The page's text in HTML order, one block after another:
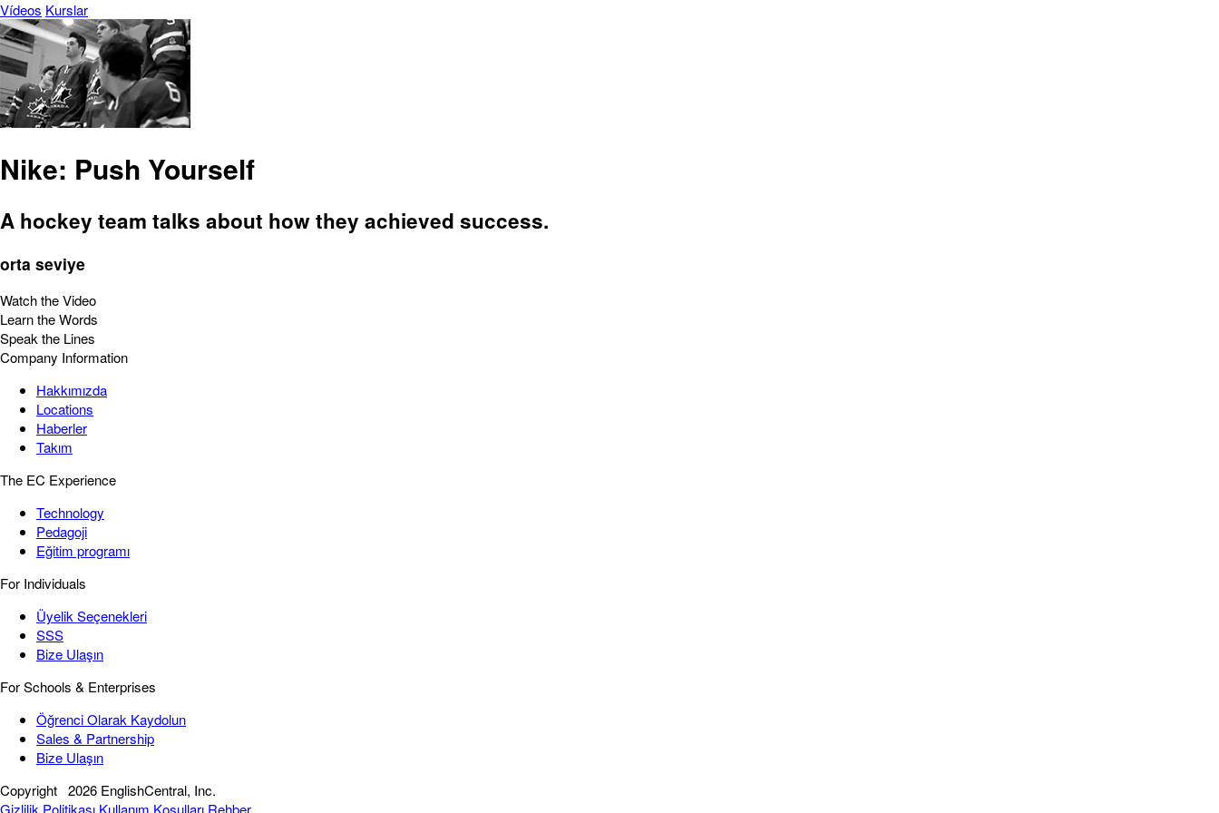
Vídeos Kurslar
Nike: Push Yourself
A hockey team talks about how they achieved success.
orta seviye
Watch the Video
Learn the Words
Speak the Lines
Company Information
Hakkımızda
Locations
Haberler
Takım
The EC Experience
Technology
Pedagoji
Eğitim programı
For Individuals
Üyelik Seçenekleri
SSS
Bize Ulaşın
For Schools & Enterprises
Öğrenci Olarak Kaydolun
Sales & Partnership
Bize Ulaşın
Copyright 2026 EnglishCentral, Inc.